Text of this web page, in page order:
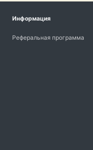
Информация
Реферальная программа